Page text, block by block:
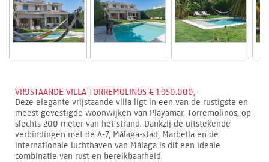
VRIJSTAANDE VILLA TORREMOLINOS € 1.950.000,-
Deze elegante vrijstaande villa ligt in een van de rustigste en
meest gevestigde woonwijken van Playamar, Torremolinos, op
slechts 200 meter van het strand. Dankzij de uitstekende
verbindingen met de A-7, Málaga-stad, Marbella en de
internationale luchthaven van Málaga is dit een ideale
combinatie van rust en bereikbaarheid.